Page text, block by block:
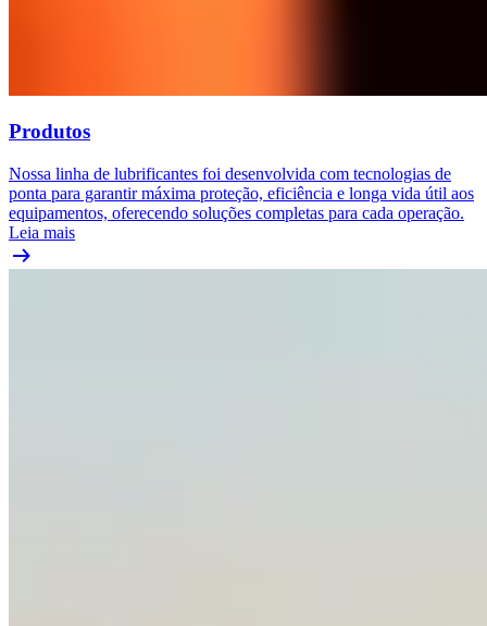
Produtos
Nossa linha de lubrificantes foi desenvolvida com tecnologias de
ponta para garantir máxima proteção, eficiência e longa vida útil aos
equipamentos, oferecendo soluções completas para cada operação.
Leia mais